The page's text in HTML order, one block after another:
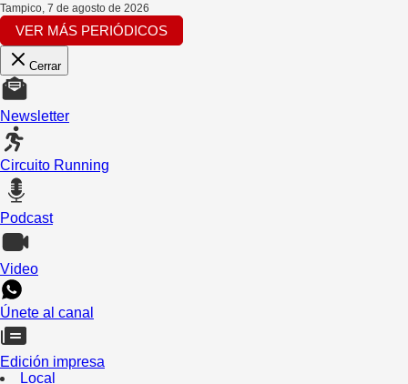
Tampico, 7 de agosto de 2026
VER MÁS PERIÓDICOS
Cerrar
Newsletter
Circuito Running
Podcast
Video
Únete al canal
Edición impresa
Local